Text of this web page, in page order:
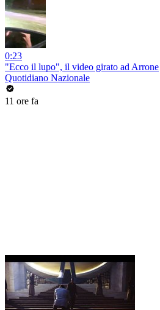
0:23
"Ecco il lupo", il video girato ad Arrone
Quotidiano Nazionale
11 ore fa